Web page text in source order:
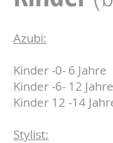
Azubi:
Kinder -0- 6 Jahre
Kinder -6- 12 Jahre
Kinder 12 -14
Stylist: